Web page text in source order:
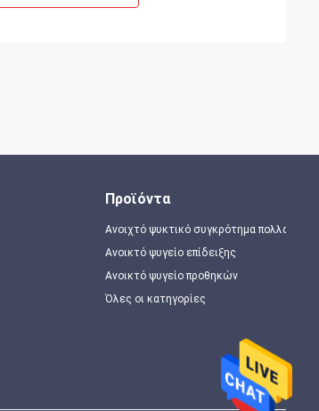
Προϊόντα
Ανοιχτό ψυκτικό συγκρότημα
Ανοικτό ψυγείο επίδειξης
Ανοικτό ψυγείο προθηκών
Όλες οι κατηγορίες